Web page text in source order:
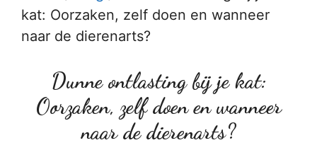
kat: Oorzaken, zelf doen en wanneer
naar de dierenarts?
Dunne ontlasting bij je kat:
Oorzaken, zelf doen en wanneer
naar de dierenarts?